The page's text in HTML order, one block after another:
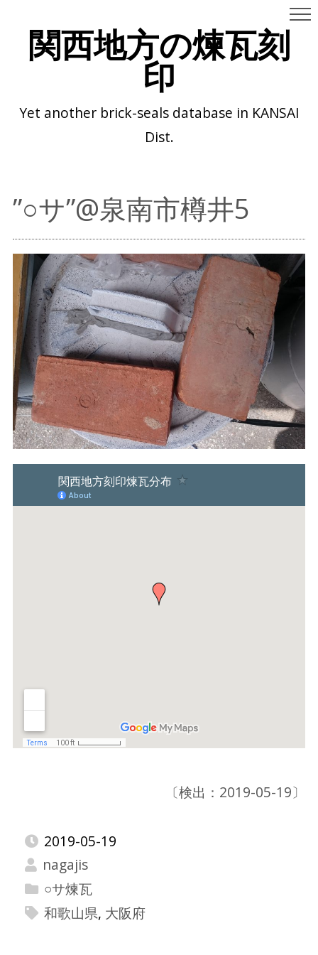
関西地方の煉瓦刻
印
Yet another brick-seals database in KANSAI
Dist.
”○サ”@泉南市樽井5
〔検出：2019-05-19〕
2019-05-19
nagajis
○サ煉瓦
和歌山県, 大阪府